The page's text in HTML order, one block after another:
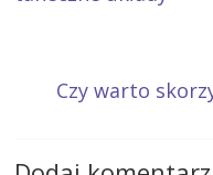
Czy warto